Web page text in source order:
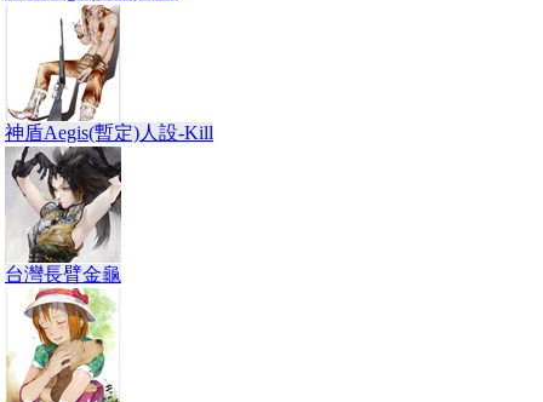
神盾Aegis(暫定)人設-Kill
台灣長臂金龜